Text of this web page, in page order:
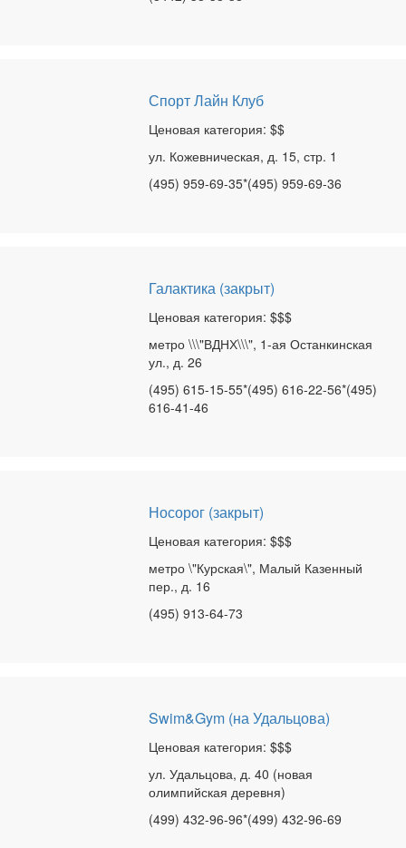
Спорт Лайн Клуб
Ценовая категория: $$
ул. Кожевническая, д. 15, стр. 1
(495) 959-69-35*(495) 959-69-36
Галактика (закрыт)
Ценовая категория: $$$
метро \\\"ВДНХ\\\", 1-ая Останкинская
ул., д. 26
(495) 615-15-55*(495) 616-22-56*(495)
616-41-46
Носорог (закрыт)
Ценовая категория: $$$
метро \"Курская\", Малый Казенный
пер., д. 16
(495) 913-64-73
Swim&Gym (на Удальцова)
Ценовая категория: $$$
ул. Удальцова, д. 40 (новая
олимпийская деревня)
(499) 432-96-96*(499) 432-96-69